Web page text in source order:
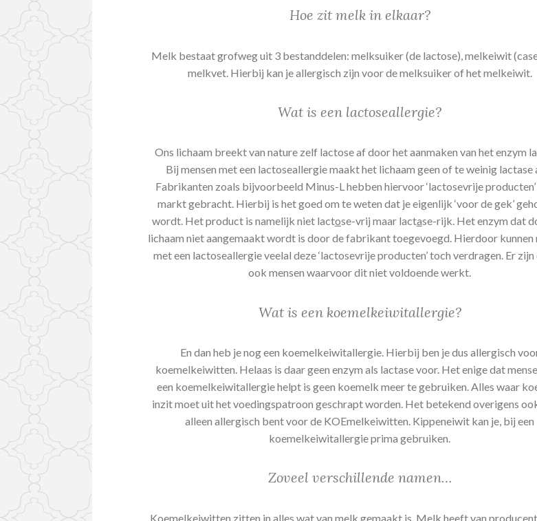
Hoe zit melk in elkaar?
Melk bestaat grofweg uit 3 bestanddelen: melksuiker (de lactose), melkeiwit
melkvet. Hierbij kan je allergisch zijn voor de melksuiker of het melkeiwit.
Wat is een lactoseallergie?
Ons lichaam breekt van nature zelf lactose af door het aanmaken van het enzym
Bij mensen met een lactoseallergie maakt het lichaam geen of te weinig lactase
Fabrikanten zoals bijvoorbeeld Minus-L hebben hiervoor ‘lactosevrije
markt gebracht. Hierbij is het goed om te weten dat je eigenlijk ‘voor de gek’
wordt. Het product is namelijk niet lactose-vrij maar lactase-rijk. Het enzym dat
lichaam niet aangemaakt wordt is door de fabrikant toegevoegd. Hierdoor kunnen
met een lactoseallergie veelal deze ‘lactosevrije producten’ toch verdragen. Er
ook mensen waarvoor dit niet voldoende werkt.
Wat is een koemelkeiwitallergie?
En dan heb je nog een koemelkeiwitallergie. Hierbij ben je dus allergisch
koemelkeiwitten. Helaas is daar geen enzym als lactase voor. Het enige dat
een koemelkeiwitallergie helpt is geen koemelk meer te gebruiken. Alles waar
inzit moet uit het voedingspatroon geschrapt worden. Het betekend overigens
alleen allergisch bent voor de KOEmelkeiwitten. Kippeneiwit kan je, bij een
koemelkeiwitallergie prima gebruiken.
Zoveel verschillende namen…
Koemelkeiwitten zitten in alles wat van melk gemaakt is. Melk heeft van